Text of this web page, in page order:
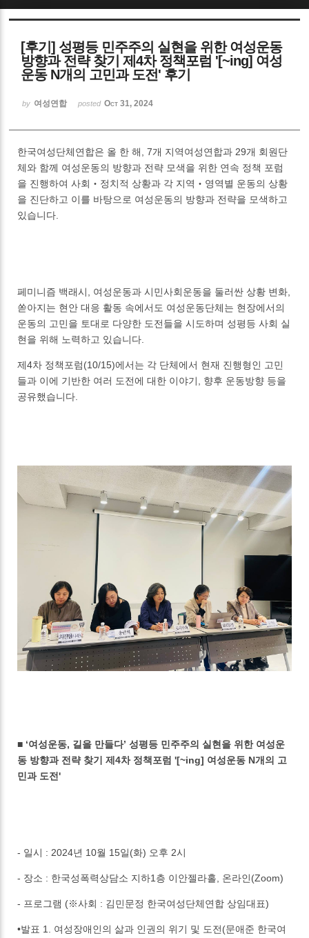
[후기] 성평등 민주주의 실현을 위한 여성운동
방향과 전략 찾기 제4차 정책포럼 '[~ing] 여성
운동 N개의 고민과 도전' 후기
by 여성연합 posted Oct 31, 2024
한국여성단체연합은 올 한 해, 7개 지역여성연합과 29개 회원단
체와 함께 여성운동의 방향과 전략 모색을 위한 연속 정책 포럼
을 진행하여 사회‧정치적 상황과 각 지역‧영역별 운동의 상황
을 진단하고 이를 바탕으로 여성운동의 방향과 전략을 모색하고
있습니다.
페미니즘 백래시, 여성운동과 시민사회운동을 둘러싼 상황 변화,
쏟아지는 현안 대응 활동 속에서도 여성운동단체는 현장에서의
운동의 고민을 토대로 다양한 도전들을 시도하며 성평등 사회 실
현을 위해 노력하고 있습니다.
제4차 정책포럼(10/15)에서는 각 단체에서 현재 진행형인 고민
들과 이에 기반한 여러 도전에 대한 이야기, 향후 운동방향 등을
공유했습니다.
■ ‘여성운동, 길을 만들다’ 성평등 민주주의 실현을 위한 여성운
동 방향과 전략 찾기 제4차 정책포럼 '[~ing] 여성운동 N개의 고
민과 도전'
- 일시 : 2024년 10월 15일(화) 오후 2시
- 장소 : 한국성폭력상담소 지하1층 이안젤라홀, 온라인(Zoom)
- 프로그램 (※사회 : 김민문정 한국여성단체연합 상임대표)
•발표 1. 여성장애인의 삶과 인권의 위기 및 도전(문애준 한국여
Sketchbook5, 스케치북5
Sketchbook5, 스케치북5